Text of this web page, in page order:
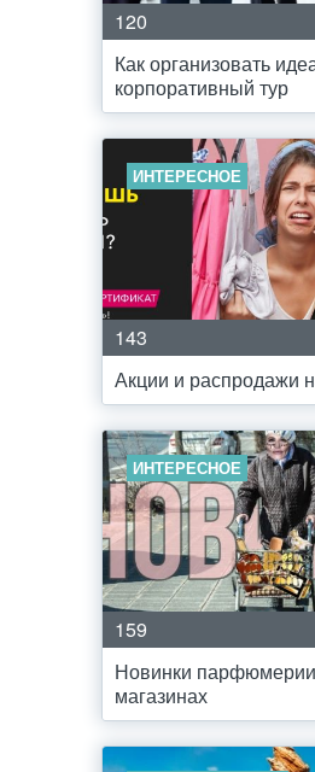
120
Как организовать
корпоративный тур
ИНТЕРЕСНОЕ
143
Акции и распродажи
ИНТЕРЕСНОЕ
159
Новинки
магазинах